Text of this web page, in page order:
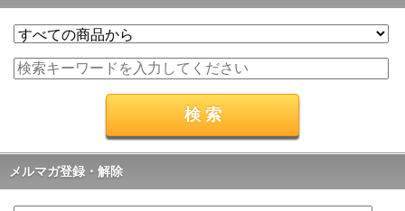
メルマガ登録・解除